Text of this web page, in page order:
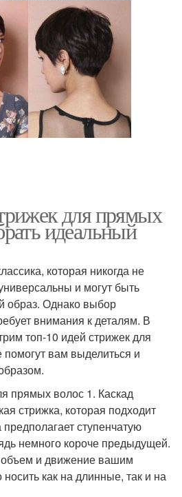
для прямых
идеальный
которая никогда не
и могут быть
образ. Однако выбор
внимания к деталям. В
топ-10 идей стрижек для
вам выделиться и
прямых волос 1. Каскад
стрижка, которая подходит
ступенчатую
немного короче предыдущей.
объем и движение вашим
как на длинные, так и на